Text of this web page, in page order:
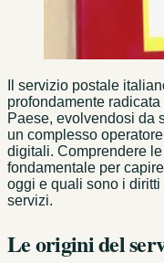
Il servizio postale
profondamente
Paese, evolvendosi da
un complesso
digitali. Comprendere
fondamentale per
oggi e quali sono i
servizi.
Le origini del